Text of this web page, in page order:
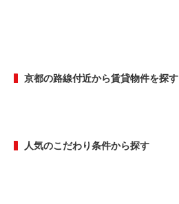
京都の路線付近から賃貸物件を探す
人気のこだわり条件から探す